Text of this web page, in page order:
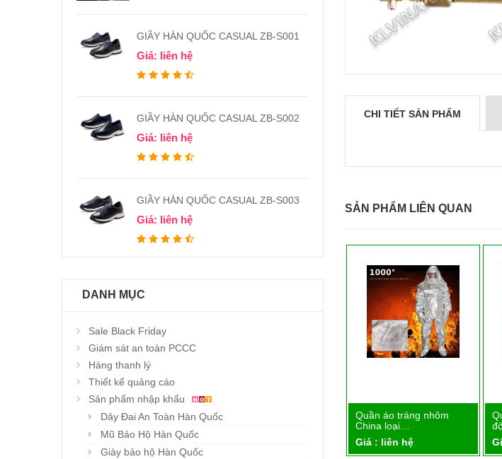
GIẦY HÀN QUỐC CASUAL ZB-S001
Giá: liên hệ
GIẦY HÀN QUỐC CASUAL ZB-S002
Giá: liên hệ
GIẦY HÀN QUỐC CASUAL ZB-S003
Giá: liên hệ
DANH MỤC
Sale Black Friday
Giám sát an toàn PCCC
Hàng thanh lý
Thiết kế quảng cáo
Sản phẩm nhập khẩu
Dây Đai An Toàn Hàn Quốc
Mũ Bảo Hộ Hàn Quốc
Giày bảo hộ Hàn Quốc
CHI TIẾT SẢN PHẨM
SẢN PHẨM LIÊN QUAN
Chi tiết
Bộ quần áo tráng bạc
KTFS1000…
Bộ quần áo tráng bạc
Chi tiết
Quần áo tráng nhôm
China loại…
Giá : liên hệ